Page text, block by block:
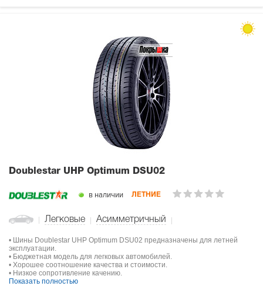
Doublestar UHP Optimum DSU02
в наличии ЛЕТНИЕ
Легковые Асимметричный
• Шины Doublestar UHP Optimum DSU02 предназначены для летней
эксплуатации.
• Бюджетная модель для легковых автомобилей.
• Хорошее соотношение качества и стоимости.
• Низкое сопротивление качению.
Показать полностью